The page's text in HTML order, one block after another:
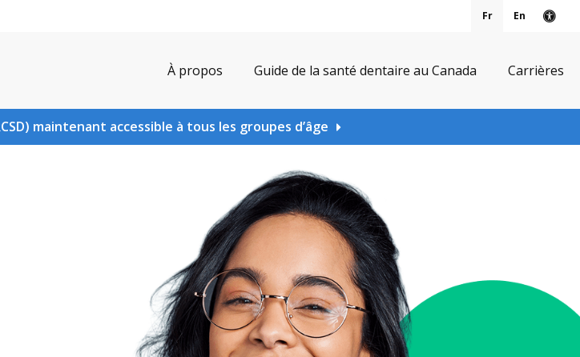
Fr En
À propos Guide de la santé dentaire au Canada Carrières
maintenant accessible à tous les groupes d’âge